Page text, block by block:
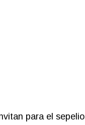
para el